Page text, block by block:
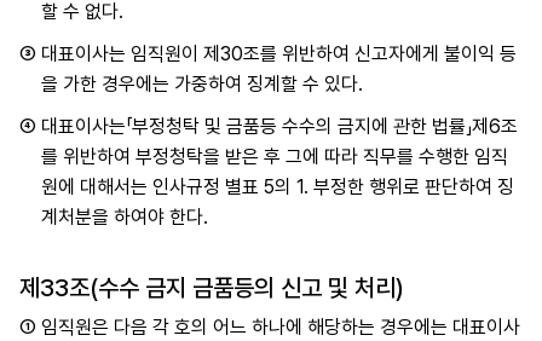
할 수 없다.
③ 대표이사는 임직원이 제30조를 위반하여 신고자에게 불이익 등
을 가한 경우에는 가중하여 징계할 수 있다.
④ 대표이사는「부정청탁 및 금품등 수수의 금지에 관한 법률」제6조
를 위반하여 부정청탁을 받은 후 그에 따라 직무를 수행한 임직
원에 대해서는 인사규정 별표 5의 1. 부정한 행위로 판단하여 징
계처분을 하여야 한다.
제33조(수수 금지 금품등의 신고 및 처리)
① 임직원은 다음 각 호의 어느 하나에 해당하는 경우에는 대표이사